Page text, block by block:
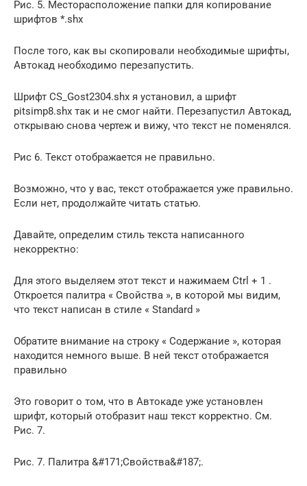
Рис. 5. Месторасположение папки для копирование
шрифтов *.shx
После того, как вы скопировали необходимые шрифты,
Автокад необходимо перезапустить.
Шрифт CS_Gost2304.shx я установил, а шрифт
pitsimp8.shx так и не смог найти. Перезапустил Автокад,
открываю снова чертеж и вижу, что текст не поменялся.
Рис 6. Текст отображается не правильно.
Возможно, что у вас, текст отображается уже правильно.
Если нет, продолжайте читать статью.
Давайте, определим стиль текста написанного
некорректно:
Для этого выделяем этот текст и нажимаем Ctrl + 1 .
Откроется палитра « Свойства », в которой мы видим,
что текст написан в стиле « Standard »
Обратите внимание на строку « Содержание », которая
находится немного выше. В ней текст отображается
правильно
Это говорит о том, что в Автокаде уже установлен
шрифт, который отобразит наш текст корректно. См.
Рис. 7.
Рис. 7. Палитра &#171;Свойства&#187;.